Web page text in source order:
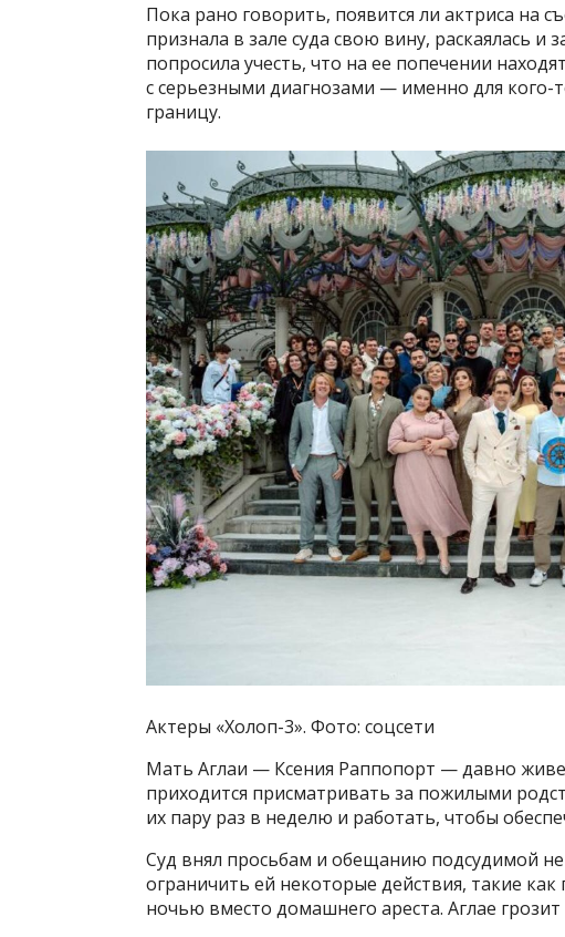
Пока рано говорить, появится ли актриса на
признала в зале суда свою вину, раскаялась и
попросила учесть, что на ее попечении
с серьезными диагнозами — именно для кого-
границу.
Актеры «Холоп-3». Фото: соцсети
Мать Аглаи — Ксения Раппопорт — давно
приходится присматривать за пожилыми
их пару раз в неделю и работать, чтобы
Суд внял просьбам и обещанию подсудимой
ограничить ей некоторые действия, такие
ночью вместо домашнего ареста. Аглае